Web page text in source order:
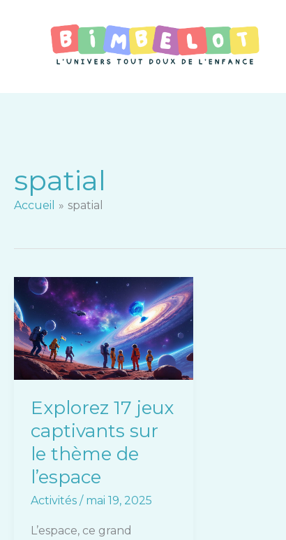
spatial
Accueil spatial
Explorez 17 jeux
captivants sur
le thème de
l’espace
Activités / mai 19, 2025
L’espace, ce grand
Explorez
17
jeux
captivants
sur
de
l’espace